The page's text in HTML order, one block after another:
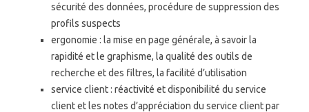
sécurité des données, procédure de suppression des
profils suspects
ergonomie : la mise en page générale, à savoir la
rapidité et le graphisme, la qualité des outils de
recherche et des filtres, la facilité d’utilisation
service client : réactivité et disponibilité du service
client et les notes d’appréciation du service client par